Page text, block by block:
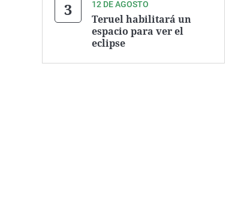
12 DE AGOSTO
Teruel habilitará un
espacio para ver el
eclipse